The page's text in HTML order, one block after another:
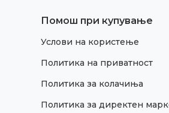
Помош при купување
Услови на користење
Политика на приватност
Политика за колачиња
Политика за директен